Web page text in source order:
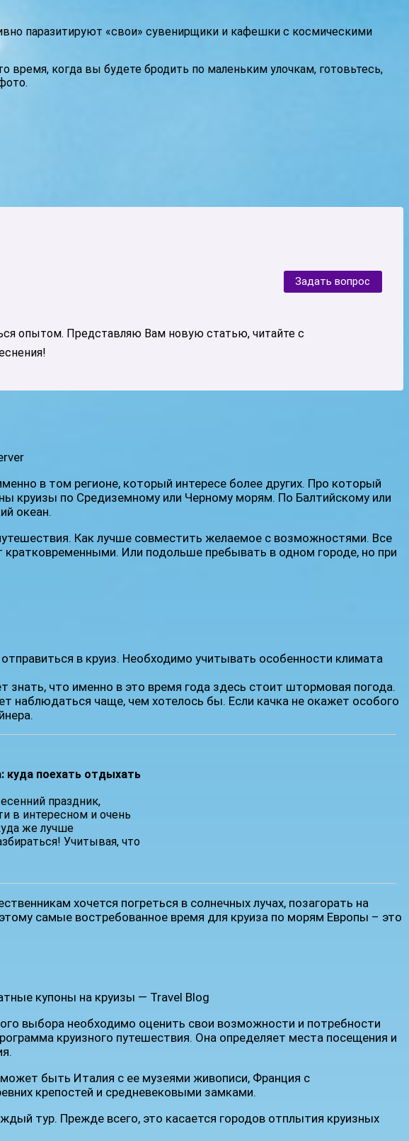
паразитируют «свои» сувенирщики и кафешки с космическими
когда вы будете бродить по маленьким улочкам, готовьтесь,
Задать вопрос
опытом. Представляю Вам новую статью, читайте с
в том регионе, который интересе более других. Про который
круизы по Средиземному или Черному морям. По Балтийскому или
океан.
Как лучше совместить желаемое с возможностями. Все
Или подольше пребывать в одном городе, но при
в круиз. Необходимо учитывать особенности климата
что именно в это время года здесь стоит штормовая погода.
наблюдаться чаще, чем хотелось бы. Если качка не окажет особого
куда поехать отдыхать
праздник,
в интересном и очень
же лучше
Учитывая, что
хочется погреться в солнечных лучах, позагорать на
самые востребованное время для круиза по морям Европы – это
выбора необходимо оценить свои возможности и потребности
круизного путешествия. Она определяет места посещения и
быть Италия с ее музеями живописи, Франция с
крепостей и средневековыми замками.
тур. Прежде всего, это касается городов отплытия круизных